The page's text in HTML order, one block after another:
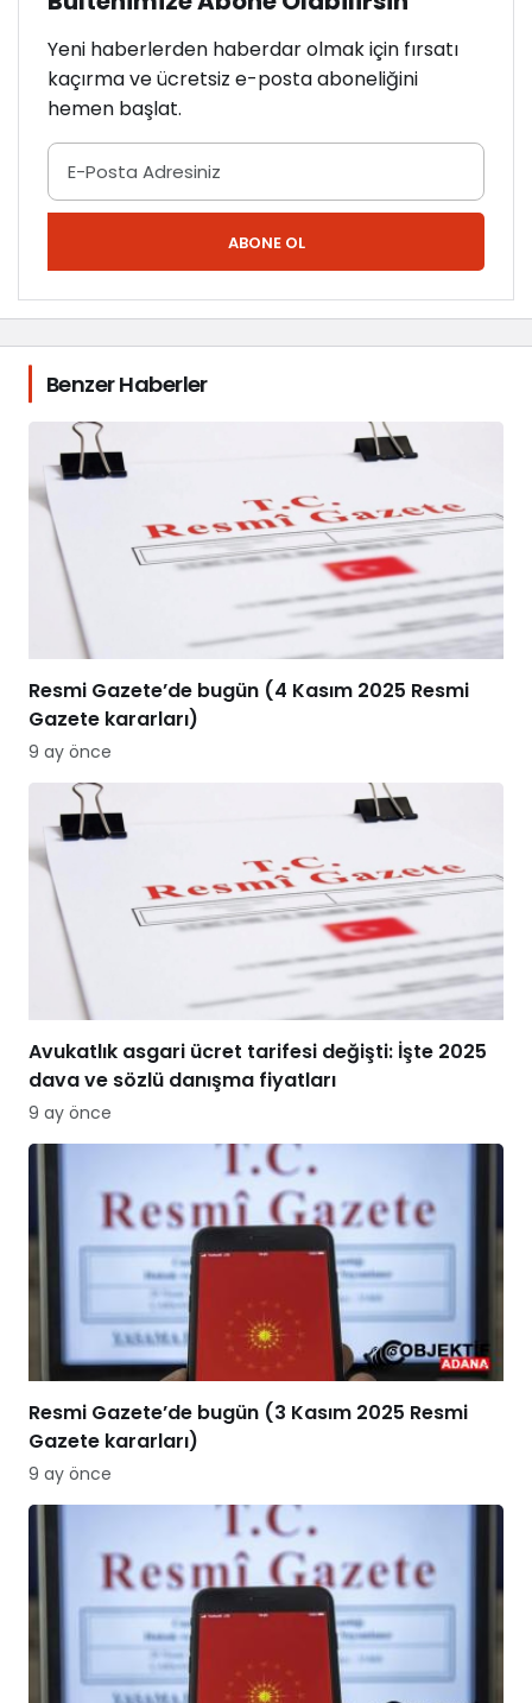
Yeni haberlerden haberdar olmak için fırsatı
kaçırma ve ücretsiz e-posta aboneliğini
hemen başlat.
ABONE OL
Benzer Haberler
Resmi Gazete’de bugün (4 Kasım 2025 Resmi
Gazete kararları)
9 ay önce
Avukatlık asgari ücret tarifesi değişti: İşte 2025
dava ve sözlü danışma fiyatları
9 ay önce
Resmi Gazete’de bugün (3 Kasım 2025 Resmi
Gazete kararları)
9 ay önce